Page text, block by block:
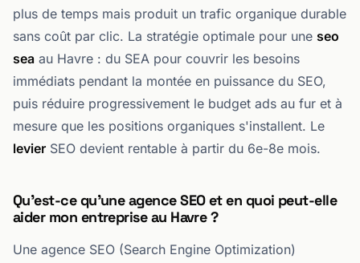
plus de temps mais produit un trafic organique durable
sans coût par clic. La stratégie optimale pour une seo
sea au Havre : du SEA pour couvrir les besoins
immédiats pendant la montée en puissance du SEO,
puis réduire progressivement le budget ads au fur et à
mesure que les positions organiques s'installent. Le
levier SEO devient rentable à partir du 6e-8e mois.
Qu'est-ce qu'une agence SEO et en quoi peut-elle
aider mon entreprise au Havre ?
Une agence SEO (Search Engine Optimization)